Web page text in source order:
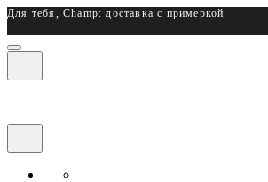
Для тебя, Champ: доставка с примеркой